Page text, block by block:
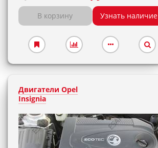
В корзину Узнать наличие
Двигатели Opel
Insignia